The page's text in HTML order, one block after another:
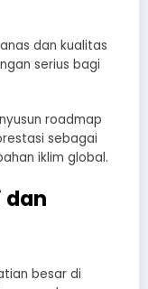
dan kualitas
serius bagi
roadmap
sebagai
iklim global.
dan
besar di